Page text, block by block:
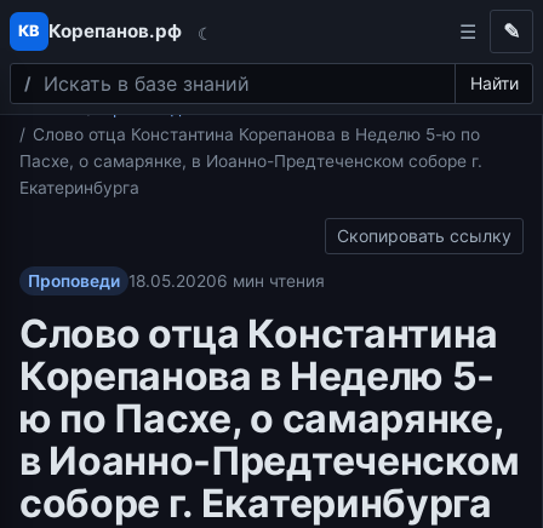
Перейти к содержимому
КВ Корепанов.рф ☾
Поиск Найти
✎
Главная
Проповеди
Слово отца Константина Корепанова в Неделю 5-ю по
Пасхе, о самарянке, в Иоанно-Предтеченском соборе г.
Екатеринбурга
Скопировать ссылку
Проповеди 18.05.20206 мин чтения
Слово отца Константина
Корепанова в Неделю 5-
ю по Пасхе, о самарянке,
в Иоанно-Предтеченском
соборе г. Екатеринбурга